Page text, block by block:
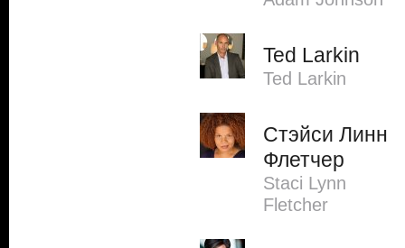
Ted Larkin
Ted Larkin
Стэйси Линн
Флетчер
Staci Lynn
Fletcher